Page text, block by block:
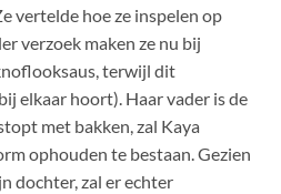
vertelde hoe ze inspelen op
verzoek maken ze nu bij
terwijl dit
elkaar hoort). Haar vader is de
met bakken, zal Kaya
ophouden te bestaan. Gezien
dochter, zal er echter